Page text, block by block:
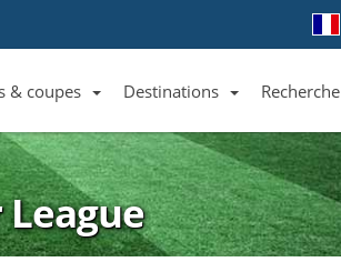
Liste des clubs et équipes
& coupes
Liste des ligues et coupes
Destinations
Toutes les destinations
Recherche